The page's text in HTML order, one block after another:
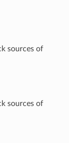
sources of
sources of